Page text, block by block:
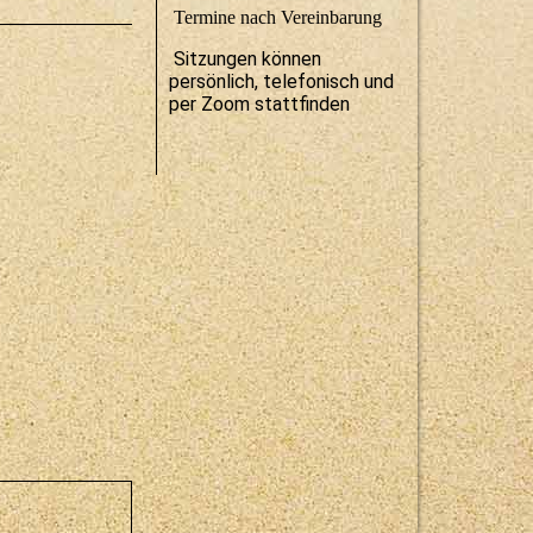
Termine nach Vereinbarung
Sitzungen können
persönlich, telefonisch und
per Zoom stattfinden